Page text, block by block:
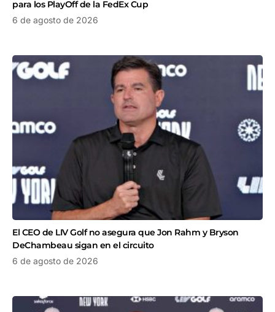
para los PlayOff de la FedEx Cup
6 de agosto de 2026
El CEO de LIV Golf no asegura que Jon Rahm y Bryson
DeChambeau sigan en el circuito
6 de agosto de 2026